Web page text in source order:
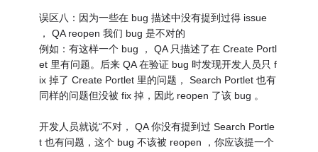
误区八：因为一些在 bug 描述中没有提到过得 issue
， QA reopen 我们 bug 是不对的
例如：有这样一个 bug ， QA 只描述了在 Create Portl
et 里有问题。后来 QA 在验证 bug 时发现开发人员只 f
ix 掉了 Create Portlet 里的问题， Search Portlet 也有
同样的问题但没被 fix 掉，因此 reopen 了该 bug 。
开发人员就说“不对， QA 你没有提到过 Search Portle
t 也有问题，这个 bug 不该被 reopen ，你应该提一个